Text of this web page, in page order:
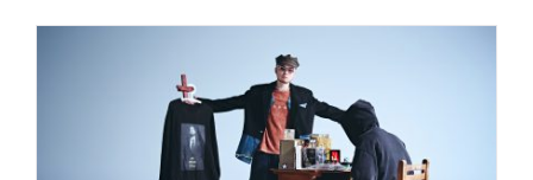
沒辦法更好：Gummy B談《更好》"